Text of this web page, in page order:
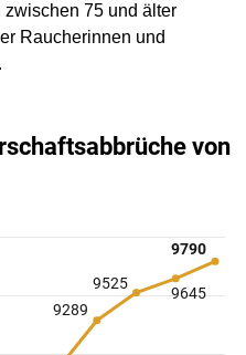
zwischen 75 und älter
Raucherinnen und